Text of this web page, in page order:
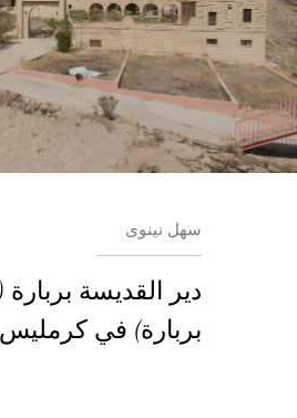
سهل نينوى
دير القديسة
بربارة) في كرمليس